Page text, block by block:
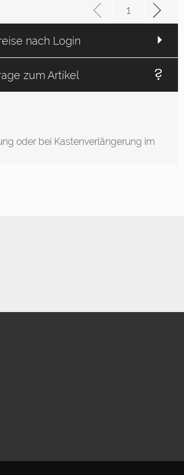
nach Login
zum Artikel
oder bei Kastenverlängerung im